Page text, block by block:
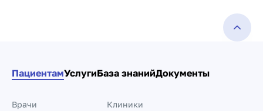
ПациентамУслугиБаза знанийДокументы
Врачи Клиники